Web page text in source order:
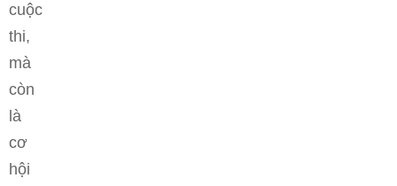
cuộc
thi,
mà
còn
là
cơ
hội